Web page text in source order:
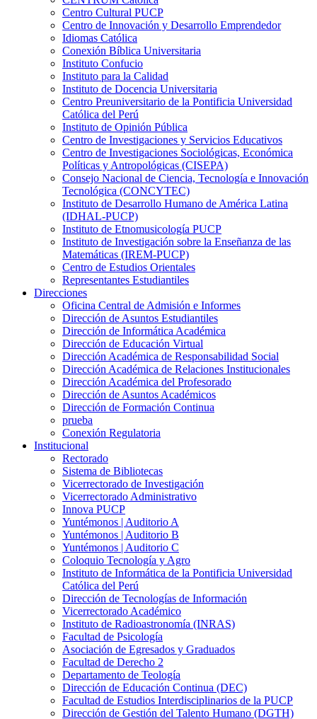
Centro Cultural PUCP
Centro de Innovación y Desarrollo Emprendedor
Idiomas Católica
Conexión Bíblica Universitaria
Instituto Confucio
Instituto para la Calidad
Instituto de Docencia Universitaria
Centro Preuniversitario de la Pontificia Universidad
Católica del Perú
Instituto de Opinión Pública
Centro de Investigaciones y Servicios Educativos
Centro de Investigaciones Sociológicas, Económica
Políticas y Antropológicas (CISEPA)
Consejo Nacional de Ciencia, Tecnología e Innovación
Tecnológica (CONCYTEC)
Instituto de Desarrollo Humano de América Latina
(IDHAL-PUCP)
Instituto de Etnomusicología PUCP
Instituto de Investigación sobre la Enseñanza de las
Matemáticas (IREM-PUCP)
Centro de Estudios Orientales
Representantes Estudiantiles
Direcciones
Oficina Central de Admisión e Informes
Dirección de Asuntos Estudiantiles
Dirección de Informática Académica
Dirección de Educación Virtual
Dirección Académica de Responsabilidad Social
Dirección Académica de Relaciones Institucionales
Dirección Académica del Profesorado
Dirección de Asuntos Académicos
Dirección de Formación Continua
prueba
Conexión Regulatoria
Institucional
Rectorado
Sistema de Bibliotecas
Vicerrectorado de Investigación
Vicerrectorado Administrativo
Innova PUCP
Yuntémonos | Auditorio A
Yuntémonos | Auditorio B
Yuntémonos | Auditorio C
Coloquio Tecnología y Agro
Instituto de Informática de la Pontificia Universidad
Católica del Perú
Dirección de Tecnologías de Información
Vicerrectorado Académico
Instituto de Radioastronomía (INRAS)
Facultad de Psicología
Asociación de Egresados y Graduados
Facultad de Derecho 2
Departamento de Teología
Dirección de Educación Continua (DEC)
Facultad de Estudios Interdisciplinarios de la PUCP
Dirección de Gestión del Talento Humano (DGTH)